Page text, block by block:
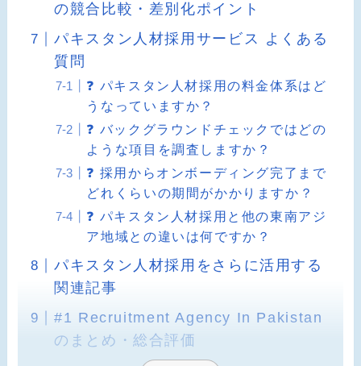
の競合比較・差別化ポイント
パキスタン人材採用サービス よくある
質問
❓ パキスタン人材採用の料金体系はど
うなっていますか？
❓ バックグラウンドチェックではどの
ような項目を調査しますか？
❓ 採用からオンボーディング完了まで
どれくらいの期間がかかりますか？
❓ パキスタン人材採用と他の東南アジ
ア地域との違いは何ですか？
パキスタン人材採用をさらに活用する
関連記事
#1 Recruitment Agency In Pakistan
のまとめ・総合評価